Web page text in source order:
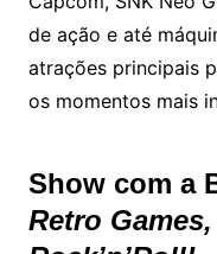
de ação e até
atrações principais
os momentos mais
Show com a
Retro